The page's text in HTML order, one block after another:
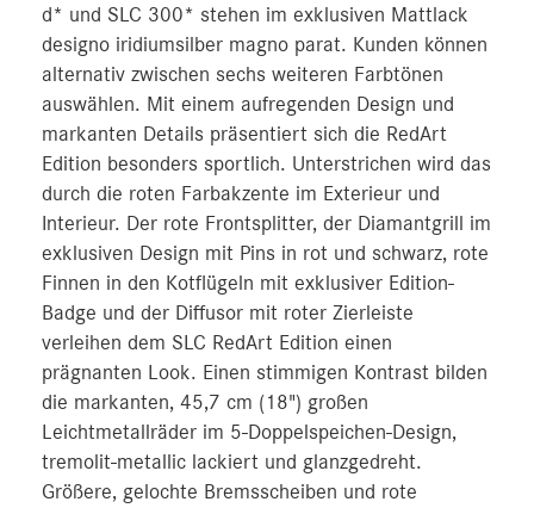
d* und SLC 300* stehen im exklusiven Mattlack
designo iridiumsilber magno parat. Kunden können
alternativ zwischen sechs weiteren Farbtönen
auswählen. Mit einem aufregenden Design und
markanten Details präsentiert sich die RedArt
Edition besonders sportlich. Unterstrichen wird das
durch die roten Farbakzente im Exterieur und
Interieur. Der rote Frontsplitter, der Diamantgrill im
exklusiven Design mit Pins in rot und schwarz, rote
Finnen in den Kotflügeln mit exklusiver Edition-
Badge und der Diffusor mit roter Zierleiste
verleihen dem SLC RedArt Edition einen
prägnanten Look. Einen stimmigen Kontrast bilden
die markanten, 45,7 cm (18") großen
Leichtmetallräder im 5‑Doppelspeichen-Design,
tremolit-metallic lackiert und glanzgedreht.
Größere, gelochte Bremsscheiben und rote